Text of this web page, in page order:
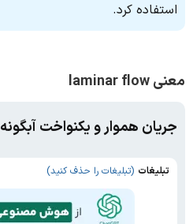
استفاده کرد.
معنی laminar flow
جریان هموار و یکنواخت آبگونه
تبلیغات (تبلیغات را حذف کنید)